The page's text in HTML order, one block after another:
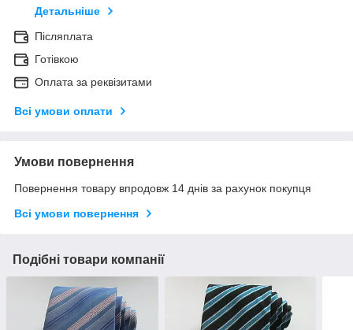
Детальніше
Післяплата
Готівкою
Оплата за реквізитами
Всі умови оплати
Умови повернення
Повернення товару впродовж 14 днів за рахунок покупця
Всі умови повернення
Подібні товари компанії